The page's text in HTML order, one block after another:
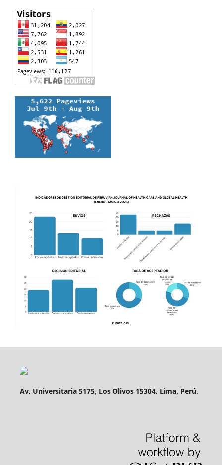
Av. Universitaria 5175, Los Olivos 15304. Lima, Perú.